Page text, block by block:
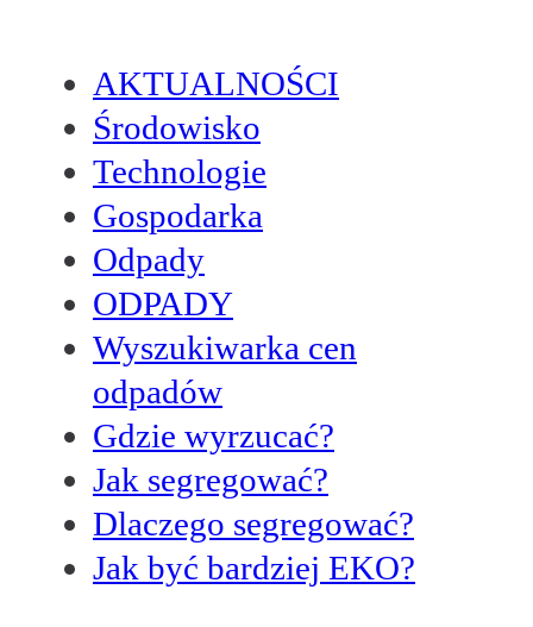
AKTUALNOŚCI
Środowisko
Technologie
Gospodarka
Odpady
ODPADY
Wyszukiwarka cen
odpadów
Gdzie wyrzucać?
Jak segregować?
Dlaczego segregować?
Jak być bardziej EKO?